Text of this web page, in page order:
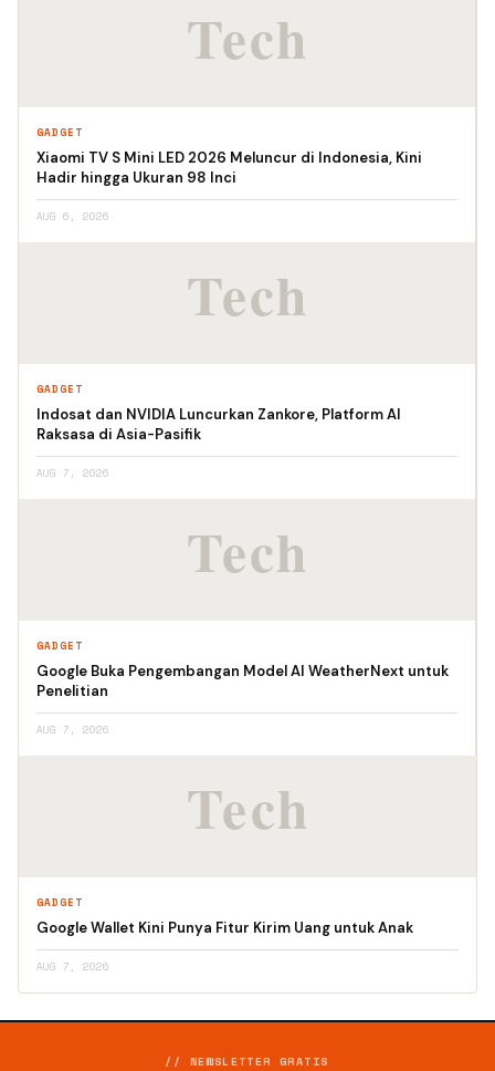
GADGET
Xiaomi TV S Mini LED 2026 Meluncur di Indonesia, Kini
Hadir hingga Ukuran 98 Inci
AUG 6, 2026
GADGET
Indosat dan NVIDIA Luncurkan Zankore, Platform AI
Raksasa di Asia-Pasifik
AUG 7, 2026
GADGET
Google Buka Pengembangan Model AI WeatherNext untuk
Penelitian
AUG 7, 2026
GADGET
Google Wallet Kini Punya Fitur Kirim Uang untuk Anak
AUG 7, 2026
// NEWSLETTER GRATIS